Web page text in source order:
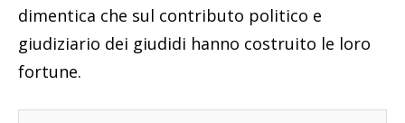
dimentica che sul contributo politico e
giudiziario dei giudidi hanno costruito le loro
fortune.